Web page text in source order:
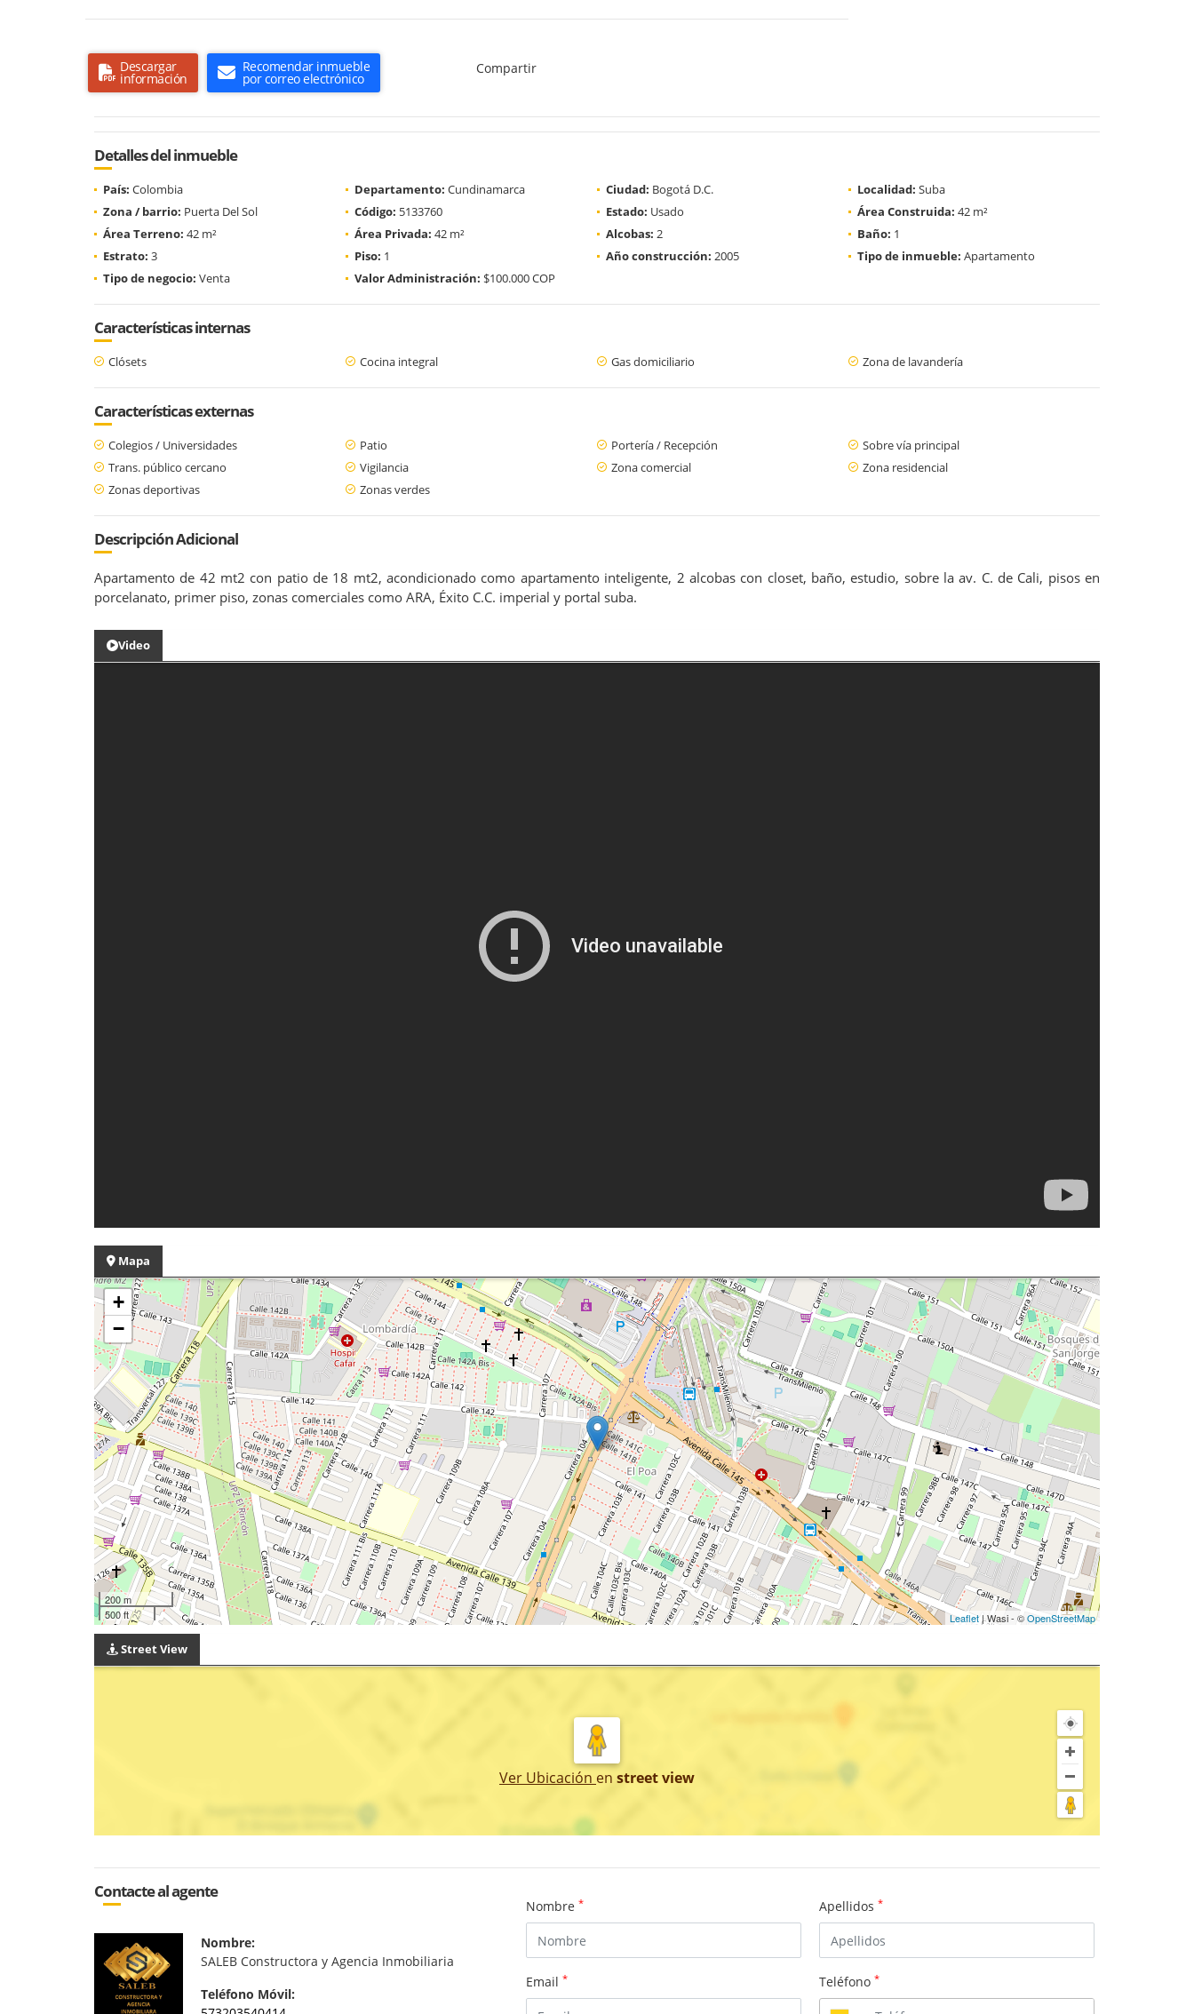
Descargar
información
Recomendar inmueble
por correo electrónico
Compartir
Detalles del inmueble
País: Colombia Departamento: Cundinamarca Ciudad: Bogotá D.C. Localidad: Suba
Zona / barrio: Puerta Del Sol Código: 5133760 Estado: Usado Área Construida: 42 m²
Área Terreno: 42 m² Área Privada: 42 m² Alcobas: 2 Baño: 1
Estrato: 3 Piso: 1 Año construcción: 2005 Tipo de inmueble: Apartamento
Tipo de negocio: Venta Valor Administración: $100.000 COP
Características internas
Clósets Cocina integral Gas domiciliario Zona de lavandería
Características externas
Colegios / Universidades Patio Portería / Recepción
Sobre vía principal
Trans. público cercano
Vigilancia Zona comercial
Zona residencial
Zonas deportivas
Zonas verdes
Descripción Adicional
Apartamento de 42 mt2 con patio de 18 mt2, acondicionado como apartamento inteligente, 2 alcobas con closet, baño, estudio, sobre la av. C. de Cali, pisos en
porcelanato, primer piso, zonas comerciales como ARA, Éxito C.C. imperial y portal suba.
Video
Mapa
+
−
200 m
500 ft
Leaflet| Wasi - ©OpenStreetMap
Street View
Ver Ubicación en street view
Contacte al agente
Nombre:
SALEB Constructora y Agencia Inmobiliaria
Teléfono Móvil:
Nombre * Apellidos *
Email * Teléfono *